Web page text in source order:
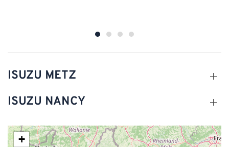
ISUZU METZ
ISUZU NANCY
+